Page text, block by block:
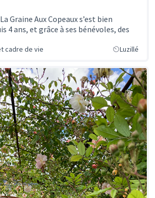
Graine Aux Copeaux s’est bien
4 ans, et grâce à ses bénévoles, des
cadre de vie Luzillé